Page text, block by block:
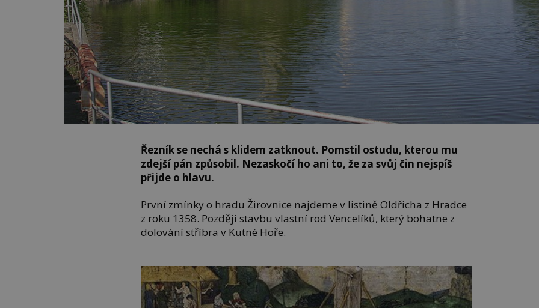
Řezník se nechá s klidem zatknout. Pomstil ostudu, kterou mu
zdejší pán způsobil. Nezaskočí ho ani to, že za svůj čin nejspíš
přijde o hlavu.
První zmínky o hradu Žirovnice najdeme v listině Oldřicha z Hradce
z roku 1358. Později stavbu vlastní rod Vencelíků, který bohatne z
dolování stříbra v Kutné Hoře.